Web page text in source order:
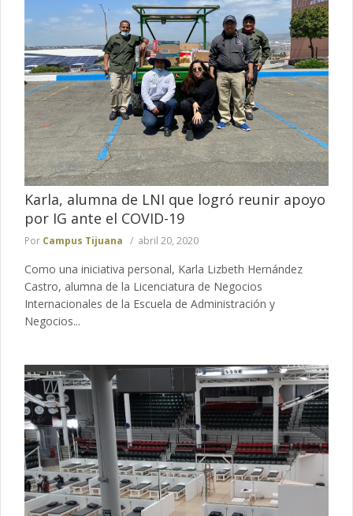
Karla, alumna de LNI que logró reunir apoyo
por IG ante el COVID-19
Por Campus Tijuana abril 20, 2020
Como una iniciativa personal, Karla Lizbeth Hernández
Castro, alumna de la Licenciatura de Negocios
Internacionales de la Escuela de Administración y
Negocios...